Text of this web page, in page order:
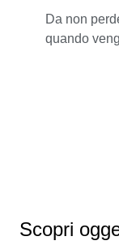
Da non
quando
Scopri